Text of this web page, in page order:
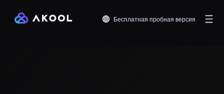
Бесплатная пробная версия